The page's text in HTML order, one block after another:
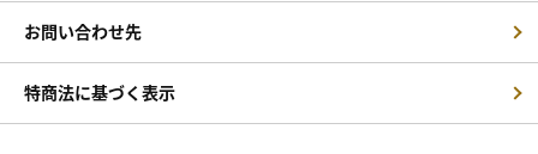
お問い合わせ先
特商法に基づく表示